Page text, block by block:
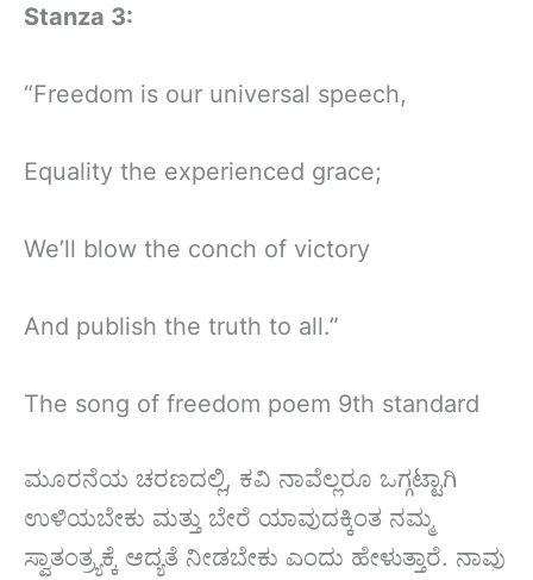
Stanza 3:
“Freedom is our universal speech,
Equality the experienced grace;
We’ll blow the conch of victory
And publish the truth to all.”
The song of freedom poem 9th standard
ಮೂರನೆಯ ಚರಣದಲ್ಲಿ, ಕವಿ ನಾವೆಲ್ಲರೂ ಒಗ್ಗಟ್ಟಾಗಿ
ಉಳಿಯಬೇಕು ಮತ್ತು ಬೇರೆ ಯಾವುದಕ್ಕಿಂತ ನಮ್ಮ
ಸ್ವಾತಂತ್ರ್ಯಕ್ಕೆ ಆದ್ಯತೆ ನೀಡಬೇಕು ಎಂದು ಹೇಳುತ್ತಾರೆ. ನಾವು